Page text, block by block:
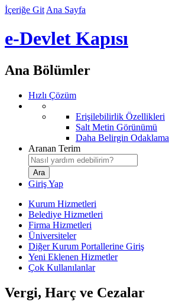
İçeriğe Git Ana Sayfa
e-Devlet Kapısı
Ana Bölümler
Hızlı Çözüm
Erişilebilirlik Özellikleri
Salt Metin Görünümü
Daha Belirgin Odaklama
Aranan Terim
Giriş Yap
Kurum Hizmetleri
Belediye Hizmetleri
Firma Hizmetleri
Üniversiteler
Diğer Kurum Portallerine Giriş
Yeni Eklenen Hizmetler
Çok Kullanılanlar
Vergi, Harç ve Cezalar